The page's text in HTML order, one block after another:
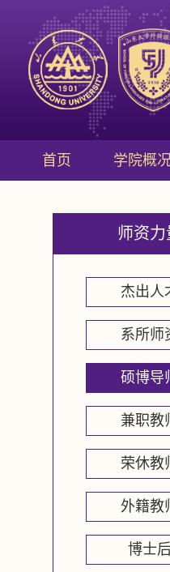
首页 学院概
师资力
杰出人
系所师
硕博导
兼职教
荣休教
外籍教
博士